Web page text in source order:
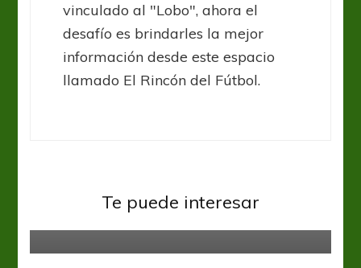
vinculado al "Lobo", ahora el
desafío es brindarles la mejor
información desde este espacio
llamado El Rincón del Fútbol.
Te puede interesar
Liga Profesional Vélez Sarsfield